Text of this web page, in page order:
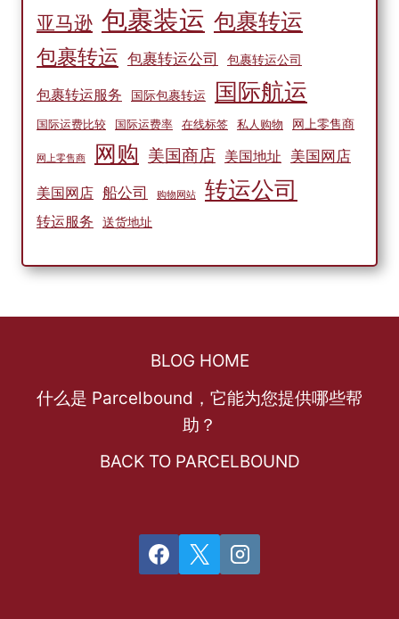
亚马逊 包裹装运 包裹转运
包裹转运 包裹转运公司 包裹转运公司
包裹转运服务 国际包裹转运 国际航运
国际运费比较 国际运费率 在线标签 私人购物 网上零售商
网上零售商 网购 美国商店 美国地址 美国网店
美国网店 船公司 购物网站 转运公司
转运服务 送货地址
BLOG HOME
什么是 Parcelbound，它能为您提供哪些帮
助？
BACK TO PARCELBOUND